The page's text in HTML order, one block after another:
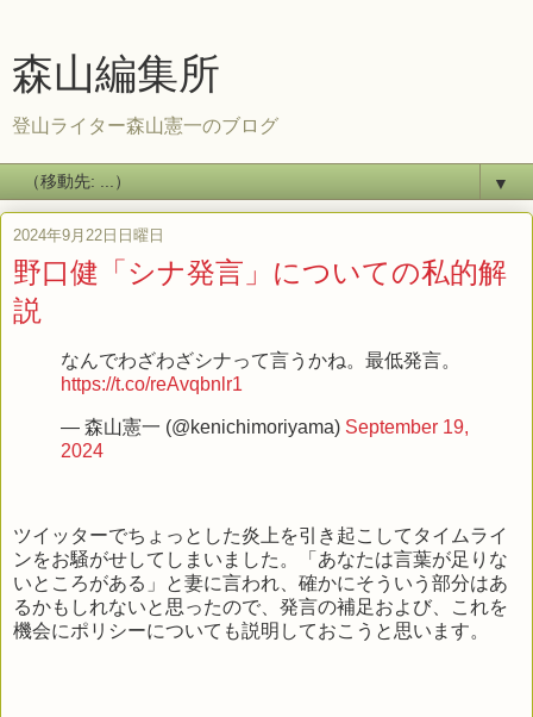
森山編集所
登山ライター森山憲一のブログ
▼
2024年9月22日日曜日
野口健「シナ発言」についての私的解
説
なんでわざわざシナって言うかね。最低発言。
https://t.co/reAvqbnlr1
— 森山憲一 (@kenichimoriyama) September 19,
2024
ツイッターでちょっとした炎上を引き起こしてタイムライ
ンをお騒がせしてしまいました。「あなたは言葉が足りな
いところがある」と妻に言われ、確かにそういう部分はあ
るかもしれないと思ったので、発言の補足および、これを
機会にポリシーについても説明しておこうと思います。